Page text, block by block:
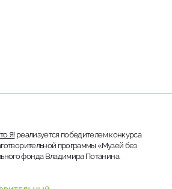
Я! реализуется победителем конкурса
программы «Музей без
фонда Владимира Потанина.